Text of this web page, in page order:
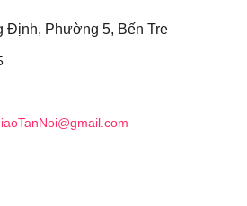
Định, Phường 5, Bến Tre